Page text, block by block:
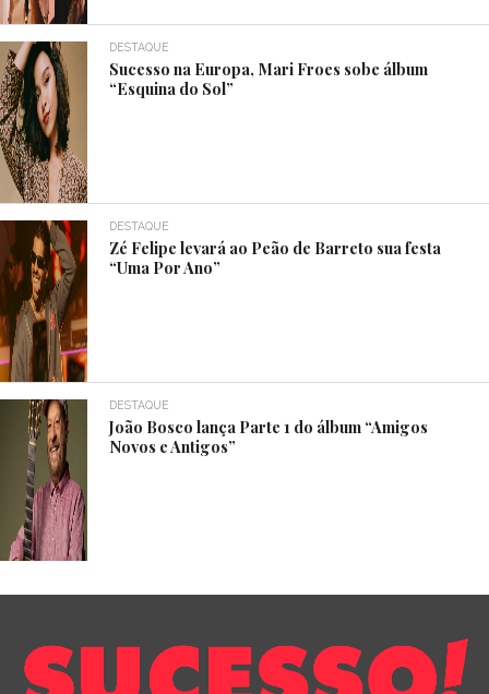
DESTAQUE
Sucesso na Europa, Mari Froes sobe álbum
“Esquina do Sol”
DESTAQUE
Zé Felipe levará ao Peão de Barreto sua festa
“Uma Por Ano”
DESTAQUE
João Bosco lança Parte 1 do álbum “Amigos
Novos e Antigos”